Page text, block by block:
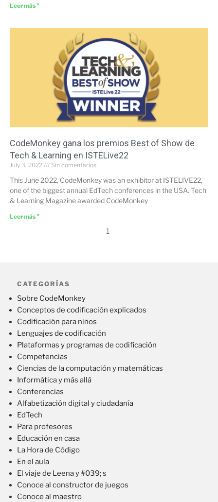
Leer más "
CodeMonkey gana los premios Best of Show de
Tech & Learning en ISTELive22
July 3, 2022 Sin comentarios
This June 2022, CodeMonkey was an exhibitor at ISTELIVE22,
one of the biggest annual EdTech conferences in the USA. Tech
& Learning Magazine awarded CodeMonkey
Leer más "
1
CATEGORÍAS
Sobre CodeMonkey
Conceptos de codificación explicados
Codificación para niños
Lenguajes de codificación
Plataformas y programas de codificación
Competencias
Ciencias de la computación y matemáticas
Informática y más allá
Conferencias
Alfabetización digital y ciudadanía
EdTech
Para profesores
Educación en casa
La Hora de Código
En el aula
El viaje de Leena y #039; s
Conoce al constructor de juegos
Conoce al maestro